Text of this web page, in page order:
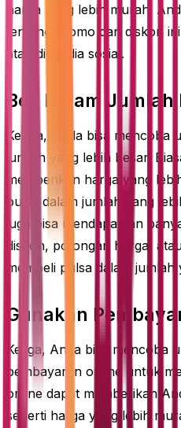
harga yang lebih murah.
tentang promo dan diskon
atau di media sosial.
Beli Dalam Jumlah
Kedua, Anda bisa mencoba
jumlah yang lebih besar.
memberikan harga yang
pulsa dalam jumlah yang
juga bisa mendapatkan
diskon, potongan harga,
membeli pulsa dalam jumlah
Gunakan
Ketiga, Anda bisa mencoba
pembayaran online untuk
online dapat memberikan
seperti harga yang lebih